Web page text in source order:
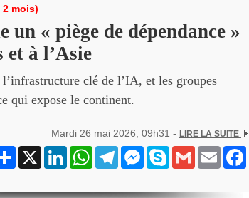
2 mois)
« piège de dépendance »
et à l’Asie
clé de l’IA, et les groupes
qui expose le continent.
Mardi 26 mai 2026, 09h31 - LIRE LA SUITE
Partager
X LinkedInWhatsAppTelegramMessenger
Skype Gmail Email